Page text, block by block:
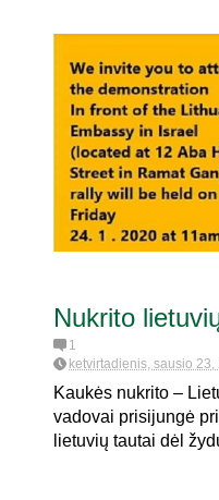
Nukrito
1
ketvirtadienis, sausio 23,
Kaukės nukrito –
vadovai prisijungė
lietuvių tautai dėl